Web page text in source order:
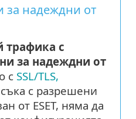
за надеждни от
трафика с
за надеждни от
с SSL/TLS,
с разрешени
от ESET, няма да